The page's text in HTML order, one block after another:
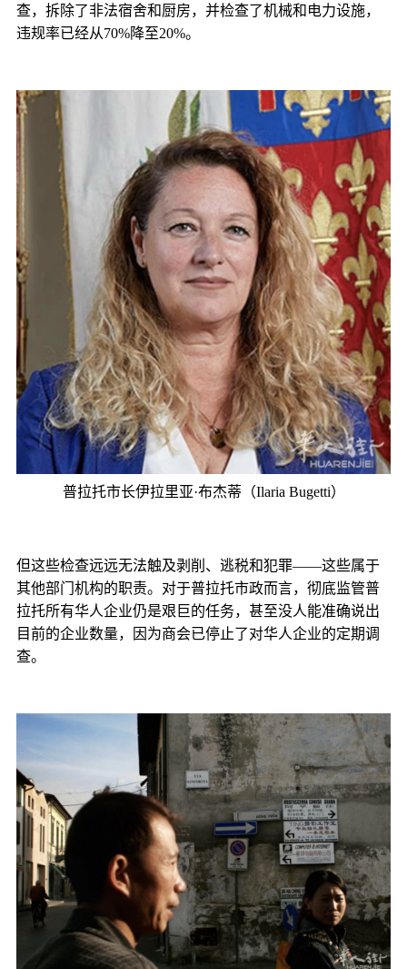
查，拆除了非法宿舍和厨房，并检查了机械和电力设施，
违规率已经从70%降至20%。
普拉托市长伊拉里亚·布杰蒂（Ilaria Bugetti）
但这些检查远远无法触及剥削、逃税和犯罪——这些属于
其他部门机构的职责。对于普拉托市政而言，彻底监管普
拉托所有华人企业仍是艰巨的任务，甚至没人能准确说出
目前的企业数量，因为商会已停止了对华人企业的定期调
查。